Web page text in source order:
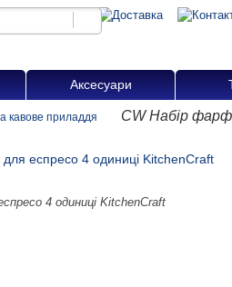
Аксесуари
кавове приладдя
CW Набір
4 одиниці KitchenCraft